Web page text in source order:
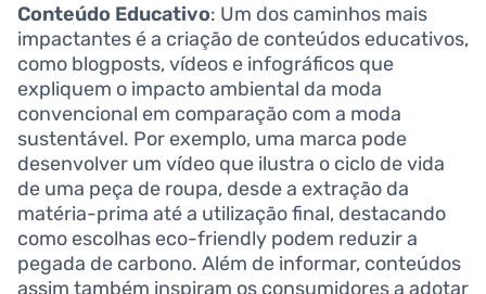
Conteúdo Educativo: Um dos caminhos mais
impactantes é a criação de conteúdos educativos,
como blogposts, vídeos e infográficos que
expliquem o impacto ambiental da moda
convencional em comparação com a moda
sustentável. Por exemplo, uma marca pode
desenvolver um vídeo que ilustra o ciclo de vida
de uma peça de roupa, desde a extração da
matéria-prima até a utilização final, destacando
como escolhas eco-friendly podem reduzir a
pegada de carbono. Além de informar, conteúdos
assim também inspiram os consumidores a adotar